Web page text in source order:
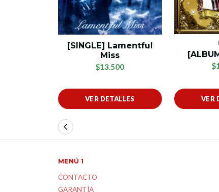
[SINGLE] Lamentful
Miss
$13.500
VER DETALLES VER
MENÚ 1
CONTACTO
GARANTÍA